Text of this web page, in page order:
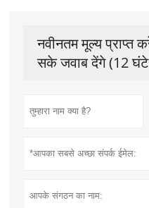
नवीनतम मूल्य प्राप्त
सके जवाब देंगे (12